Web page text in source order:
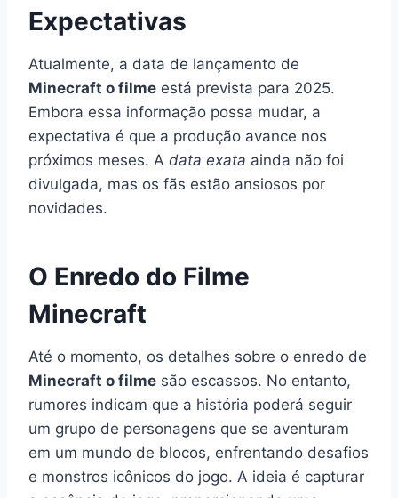
Expectativas
Atualmente, a data de lançamento de
Minecraft o filme está prevista para 2025.
Embora essa informação possa mudar, a
expectativa é que a produção avance nos
próximos meses. A data exata ainda não foi
divulgada, mas os fãs estão ansiosos por
novidades.
O Enredo do Filme
Minecraft
Até o momento, os detalhes sobre o enredo de
Minecraft o filme são escassos. No entanto,
rumores indicam que a história poderá seguir
um grupo de personagens que se aventuram
em um mundo de blocos, enfrentando desafios
e monstros icônicos do jogo. A ideia é capturar